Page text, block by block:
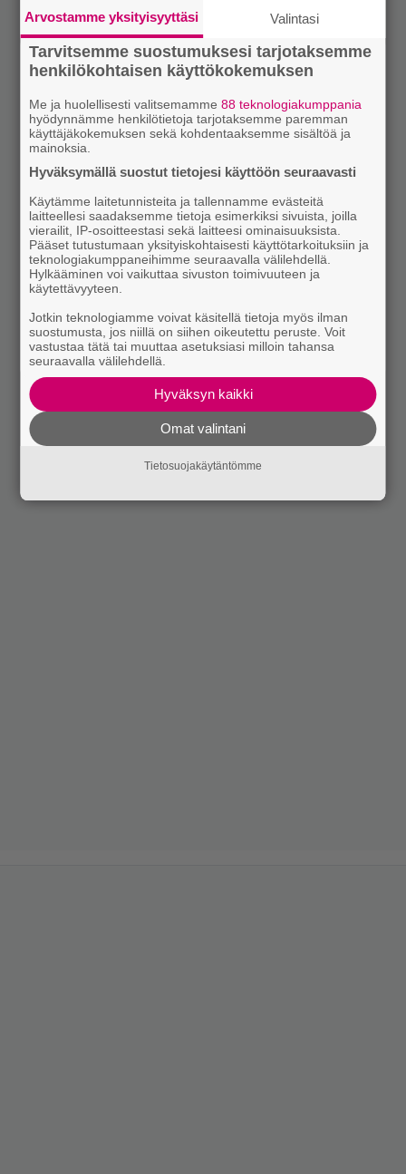
Arvostamme yksityisyyttäsi Valintasi
Tarvitsemme suostumuksesi tarjotaksemme
henkilökohtaisen käyttökokemuksen
Me ja huolellisesti valitsemamme88 teknologiakumppania
hyödynnämme henkilötietoja tarjotaksemme paremman
käyttäjäkokemuksen sekä kohdentaaksemme sisältöä ja
mainoksia.
Hyväksymällä suostut tietojesi käyttöön seuraavasti
Käytämme laitetunnisteita ja tallennamme evästeitä
laitteellesi saadaksemme tietoja esimerkiksi sivuista, joilla
vierailit, IP-osoitteestasi sekä laitteesi ominaisuuksista.
Pääset tutustumaan yksityiskohtaisesti käyttötarkoituksiin ja
teknologiakumppaneihimme seuraavalla välilehdellä.
Hylkääminen voi vaikuttaa sivuston toimivuuteen ja
käytettävyyteen.
Jotkin teknologiamme voivat käsitellä tietoja myös ilman
suostumusta, jos niillä on siihen oikeutettu peruste. Voit
vastustaa tätä tai muuttaa asetuksiasi milloin tahansa
seuraavalla välilehdellä.
Hyväksyn kaikki
Omat valintani
Tietosuojakäytäntömme